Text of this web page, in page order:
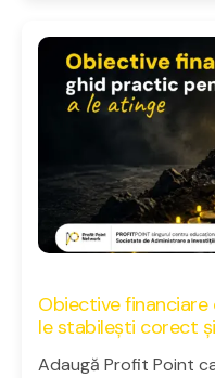
Obiective
le stabilești corect
Adaugă Profit Point